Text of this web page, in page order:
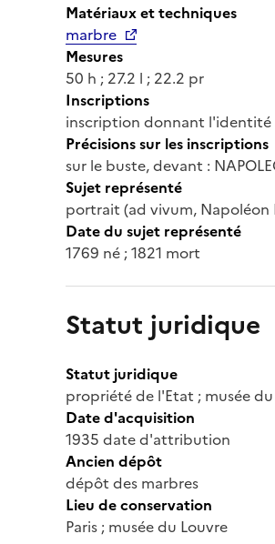
Matériaux et techniques
marbre
Mesures
50 h ; 27.2 l ; 22.2 pr
Inscriptions
inscription donnant l'identité
Précisions sur les inscriptions
sur le buste, devant :
Sujet représenté
portrait (ad vivum, Napoléon
Date du sujet représenté
1769 né ; 1821 mort
Statut juridique
Statut juridique
propriété de l'Etat ; musée
Date d'acquisition
1935 date d'attribution
Ancien dépôt
dépôt des marbres
Lieu de conservation
Paris ; musée du Louvre